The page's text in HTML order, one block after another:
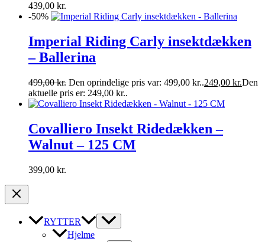
439,00 kr.
-50%
Imperial Riding Carly insektdækken
– Ballerina
499,00kr. Den oprindelige pris var: 499,00 kr..249,00 kr.Den
aktuelle pris er: 249,00 kr..
Covalliero Insekt Ridedækken –
Walnut – 125 CM
399,00 kr.
RYTTER
Hjelme